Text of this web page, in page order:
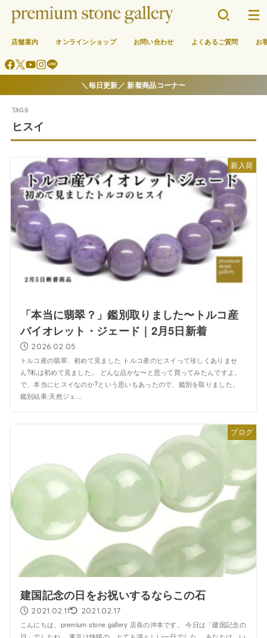
店舗案内 オンラインショップ お問い合わせ よくあるご質問 お
＼毎日更新／ 新着商品コーナー
ヒスイ
新入荷
「本当に翡翠？」鑑別取りました〜トルコ産
バイオレット・ジェード｜2月5日新着
2026.02.05
トルコ産の翡翠、初めて見ました トルコ産のヒスイって珍しくありませ
ん?私は初めて見ました。 どんな品かな〜と思って買ってみたんですよ。
で、本当にヒスイなのか?という思いもあったので、鑑別を取りました。
鑑別結果:天然ジェ...
ブログ
建国記念の日をお祝いするならこの石
2021.02.11 2021.02.17
こんにちは、premium stone gallery 店長の沖本です。 今日は「建国記念の